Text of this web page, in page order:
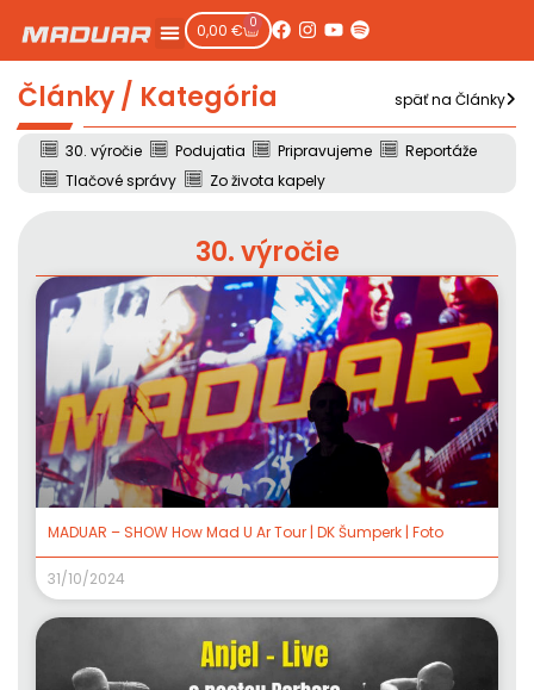
0,00 € 0
Články / Kategória späť na Články
30. výročie Podujatia Pripravujeme
Reportáže
Tlačové správy
Zo života kapely
30. výročie
MADUAR – SHOW How Mad U Ar Tour | DK Šumperk | Foto
31/10/2024